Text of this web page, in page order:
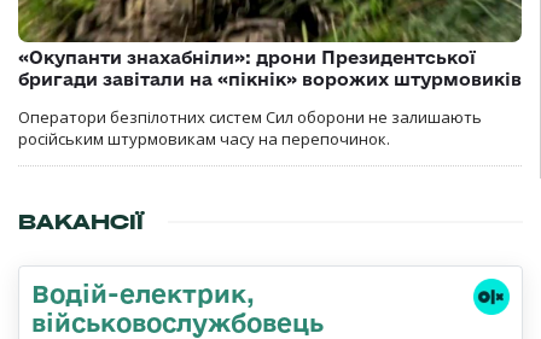
«Окупанти знахабніли»: дрони Президентської
бригади завітали на «пікнік» ворожих штурмовиків
Оператори безпілотних систем Сил оборони не залишають
російським штурмовикам часу на перепочинок.
ВАКАНСІЇ
Водій-електрик,
військовослужбовець